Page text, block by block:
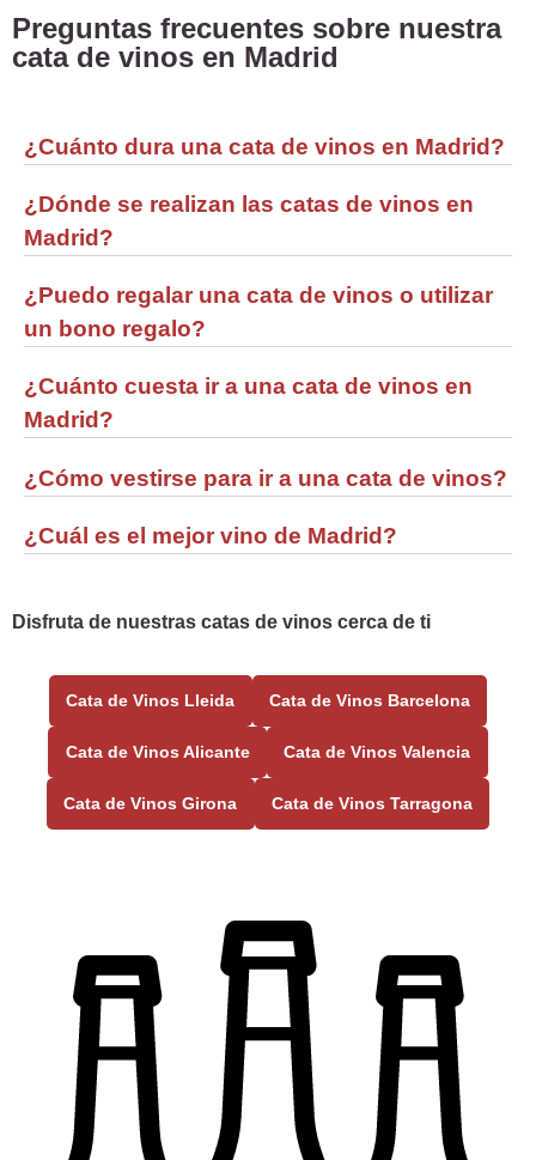
Preguntas frecuentes sobre nuestra
cata de vinos en Madrid
¿Cuánto dura una cata de vinos en Madrid?
¿Dónde se realizan las catas de vinos en
Madrid?
¿Puedo regalar una cata de vinos o utilizar
un bono regalo?
¿Cuánto cuesta ir a una cata de vinos en
Madrid?
¿Cómo vestirse para ir a una cata de vinos?
¿Cuál es el mejor vino de Madrid?
Disfruta de nuestras catas de vinos cerca de ti
Cata de Vinos Lleida Cata de Vinos Barcelona
Cata de Vinos Alicante Cata de Vinos Valencia
Cata de Vinos Girona Cata de Vinos Tarragona